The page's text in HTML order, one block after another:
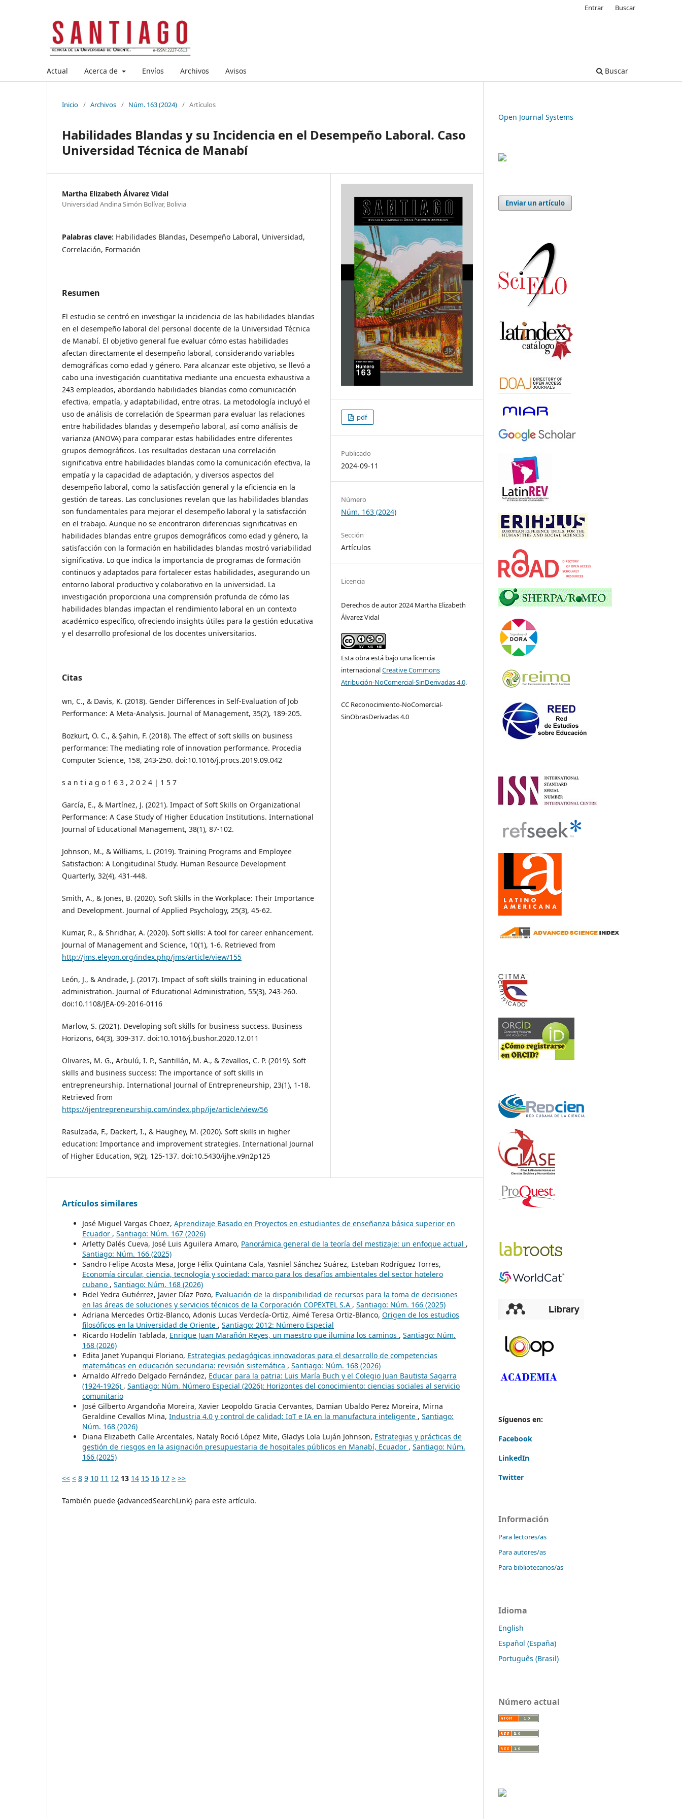
Actual Acerca de Envíos Archivos Avisos Buscar
Entrar Buscar
Inicio / Archivos / Núm. 163 (2024) / Artículos
Habilidades Blandas y su Incidencia en el Desempeño Laboral. Caso
Universidad Técnica de Manabí
Martha Elizabeth Álvarez Vidal
Universidad Andina Simón Bolívar, Bolivia
Palabras clave: Habilidades Blandas, Desempeño Laboral, Universidad,
Correlación, Formación
Resumen
El estudio se centró en investigar la incidencia de las habilidades blandas
en el desempeño laboral del personal docente de la Universidad Técnica
de Manabí. El objetivo general fue evaluar cómo estas habilidades
afectan directamente el desempeño laboral, considerando variables
demográficas como edad y género. Para alcanzar este objetivo, se llevó a
cabo una investigación cuantitativa mediante una encuesta exhaustiva a
243 empleados, abordando habilidades blandas como comunicación
efectiva, empatía, y adaptabilidad, entre otras. La metodología incluyó el
uso de análisis de correlación de Spearman para evaluar las relaciones
entre habilidades blandas y desempeño laboral, así como análisis de
varianza (ANOVA) para comparar estas habilidades entre diferentes
grupos demográficos. Los resultados destacan una correlación
significativa entre habilidades blandas como la comunicación efectiva, la
empatía y la capacidad de adaptación, y diversos aspectos del
desempeño laboral, como la satisfacción general y la eficiencia en la
gestión de tareas. Las conclusiones revelan que las habilidades blandas
son fundamentales para mejorar el desempeño laboral y la satisfacción
en el trabajo. Aunque no se encontraron diferencias significativas en
habilidades blandas entre grupos demográficos como edad y género, la
satisfacción con la formación en habilidades blandas mostró variabilidad
significativa. Lo que indica la importancia de programas de formación
continuos y adaptados para fortalecer estas habilidades, asegurando un
entorno laboral productivo y colaborativo en la universidad. La
investigación proporciona una comprensión profunda de cómo las
habilidades blandas impactan el rendimiento laboral en un contexto
académico específico, ofreciendo insights útiles para la gestión educativa
y el desarrollo profesional de los docentes universitarios.
Citas
wn, C., & Davis, K. (2018). Gender Differences in Self-Evaluation of Job
Performance: A Meta-Analysis. Journal of Management, 35(2), 189-205.
Bozkurt, Ö. C., & Şahin, F. (2018). The effect of soft skills on business
performance: The mediating role of innovation performance. Procedia
Computer Science, 158, 243-250. doi:10.1016/j.procs.2019.09.042
s a n t i a g o 1 6 3 , 2 0 2 4 | 1 5 7
García, E., & Martínez, J. (2021). Impact of Soft Skills on Organizational
Performance: A Case Study of Higher Education Institutions. International
Journal of Educational Management, 38(1), 87-102.
Johnson, M., & Williams, L. (2019). Training Programs and Employee
Satisfaction: A Longitudinal Study. Human Resource Development
Quarterly, 32(4), 431-448.
Smith, A., & Jones, B. (2020). Soft Skills in the Workplace: Their Importance
and Development. Journal of Applied Psychology, 25(3), 45-62.
Kumar, R., & Shridhar, A. (2020). Soft skills: A tool for career enhancement.
Journal of Management and Science, 10(1), 1-6. Retrieved from
http://jms.eleyon.org/index.php/jms/article/view/155
León, J., & Andrade, J. (2017). Impact of soft skills training in educational
administration. Journal of Educational Administration, 55(3), 243-260.
doi:10.1108/JEA-09-2016-0116
Marlow, S. (2021). Developing soft skills for business success. Business
Horizons, 64(3), 309-317. doi:10.1016/j.bushor.2020.12.011
Olivares, M. G., Arbulú, I. P., Santillán, M. A., & Zevallos, C. P. (2019). Soft
skills and business success: The importance of soft skills in
entrepreneurship. International Journal of Entrepreneurship, 23(1), 1-18.
Retrieved from
https://ijentrepreneurship.com/index.php/ije/article/view/56
Rasulzada, F., Dackert, I., & Haughey, M. (2020). Soft skills in higher
education: Importance and improvement strategies. International Journal
of Higher Education, 9(2), 125-137. doi:10.5430/ijhe.v9n2p125
pdf
Publicado
2024-09-11
Número
Núm. 163 (2024)
Sección
Artículos
Licencia
Derechos de autor 2024 Martha Elizabeth
Álvarez Vidal
Esta obra está bajo una licencia
internacionalCreative Commons
Atribución-NoComercial-SinDerivadas 4.0.
CC Reconocimiento-NoComercial-
SinObrasDerivadas 4.0
Artículos similares
José Miguel Vargas Choez, Aprendizaje Basado en Proyectos en estudiantes de enseñanza básica superior en
Ecuador , Santiago: Núm. 167 (2026)
Arletty Dalés Cueva, José Luis Aguilera Amaro, Panorámica general de la teoría del mestizaje: un enfoque actual ,
Santiago: Núm. 166 (2025)
Sandro Felipe Acosta Mesa, Jorge Félix Quintana Cala, Yasniel Sánchez Suárez, Esteban Rodríguez Torres,
Economía circular, ciencia, tecnología y sociedad: marco para los desafíos ambientales del sector hotelero
cubano , Santiago: Núm. 168 (2026)
Fidel Yedra Gutiérrez, Javier Díaz Pozo, Evaluación de la disponibilidad de recursos para la toma de decisiones
en las áreas de soluciones y servicios técnicos de la Corporación COPEXTEL S.A , Santiago: Núm. 166 (2025)
Adriana Mercedes Ortiz-Blanco, Adonis Lucas Verdecía-Ortiz, Aimé Teresa Ortiz-Blanco, Origen de los estudios
filosóficos en la Universidad de Oriente , Santiago: 2012: Número Especial
Ricardo Hodelín Tablada, Enrique Juan Marañón Reyes, un maestro que ilumina los caminos , Santiago: Núm.
168 (2026)
Edita Janet Yupanqui Floriano, Estrategias pedagógicas innovadoras para el desarrollo de competencias
matemáticas en educación secundaria: revisión sistemática , Santiago: Núm. 168 (2026)
Arnaldo Alfredo Delgado Fernández, Educar para la patria: Luis María Buch y el Colegio Juan Bautista Sagarra
(1924-1926) , Santiago: Núm. Número Especial (2026): Horizontes del conocimiento: ciencias sociales al servicio
comunitario
José Gilberto Argandoña Moreira, Xavier Leopoldo Gracia Cervantes, Damian Ubaldo Perez Moreira, Mirna
Geraldine Cevallos Mina, Industria 4.0 y control de calidad: IoT e IA en la manufactura inteligente , Santiago:
Núm. 168 (2026)
Diana Elizabeth Calle Arcentales, Nataly Roció López Mite, Gladys Lola Luján Johnson, Estrategias y prácticas de
gestión de riesgos en la asignación presupuestaria de hospitales públicos en Manabí, Ecuador , Santiago: Núm.
166 (2025)
<< < 8 9 10 11 12 13 14 15 16 17 > >>
También puede {advancedSearchLink} para este artículo.
Open Journal Systems
Enviar un artículo
Síguenos en:
Facebook
LinkedIn
Twitter
Información
Para lectores/as
Para autores/as
Para bibliotecarios/as
Idioma
English
Español (España)
Português (Brasil)
Número actual